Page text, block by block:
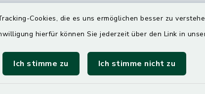
Cookies, die es uns ermöglichen besser zu
hierfür können Sie jederzeit über den Link in
Ich stimme zu Ich stimme nicht zu